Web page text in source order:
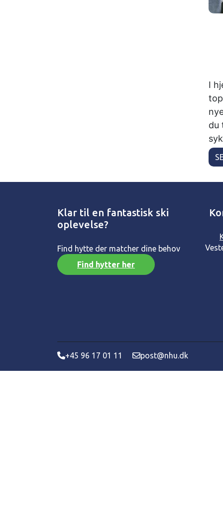
I
du
Klar til en fantastisk ski
oplevelse?
Find hytte der matcher dine behov
Find hytter her
+45 96 17 01 11 post@nhu.dk